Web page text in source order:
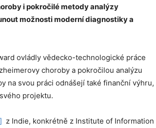
i pokročilé metody analýzy
možnosti moderní diagnostiky a
ovládly vědecko-technologické práce
choroby a pokročilou analýzu
na svou práci odnášejí také finanční výhru,
projektu.
z Indie, konkrétně z Institute of Information